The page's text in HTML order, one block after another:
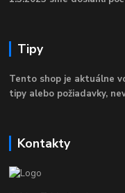
Tipy
Tento shop je aktuálne
tipy alebo požiadavky,
Kontakty